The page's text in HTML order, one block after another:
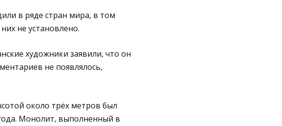
в ряде стран мира, в том
не установлено.
художники заявили, что он
не появлялось,
около трёх метров был
Монолит, выполненный в